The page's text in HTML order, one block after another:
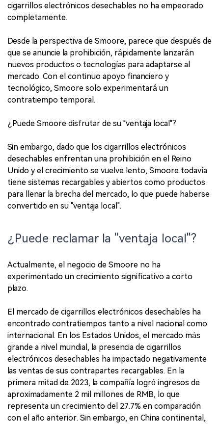
cigarrillos electrónicos desechables no ha empeorado
completamente.
Desde la perspectiva de Smoore, parece que después de
que se anuncie la prohibición, rápidamente lanzarán
nuevos productos o tecnologías para adaptarse al
mercado. Con el continuo apoyo financiero y
tecnológico, Smoore solo experimentará un
contratiempo temporal.
¿Puede Smoore disfrutar de su "ventaja local"?
Sin embargo, dado que los cigarrillos electrónicos
desechables enfrentan una prohibición en el Reino
Unido y el crecimiento se vuelve lento, Smoore todavía
tiene sistemas recargables y abiertos como productos
para llenar la brecha del mercado, lo que puede haberse
convertido en su "ventaja local".
¿Puede reclamar la "ventaja local"?
Actualmente, el negocio de Smoore no ha
experimentado un crecimiento significativo a corto
plazo.
El mercado de cigarrillos electrónicos desechables ha
encontrado contratiempos tanto a nivel nacional como
internacional. En los Estados Unidos, el mercado más
grande a nivel mundial, la presencia de cigarrillos
electrónicos desechables ha impactado negativamente
las ventas de sus contrapartes recargables. En la
primera mitad de 2023, la compañía logró ingresos de
aproximadamente 2 mil millones de RMB, lo que
representa un crecimiento del 27.7% en comparación
con el año anterior. Sin embargo, en China continental,